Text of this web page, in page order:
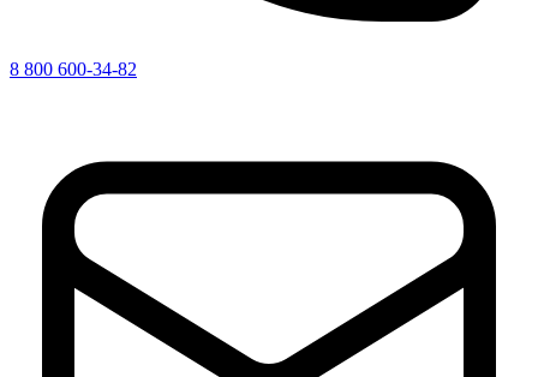
8 800 600-34-82